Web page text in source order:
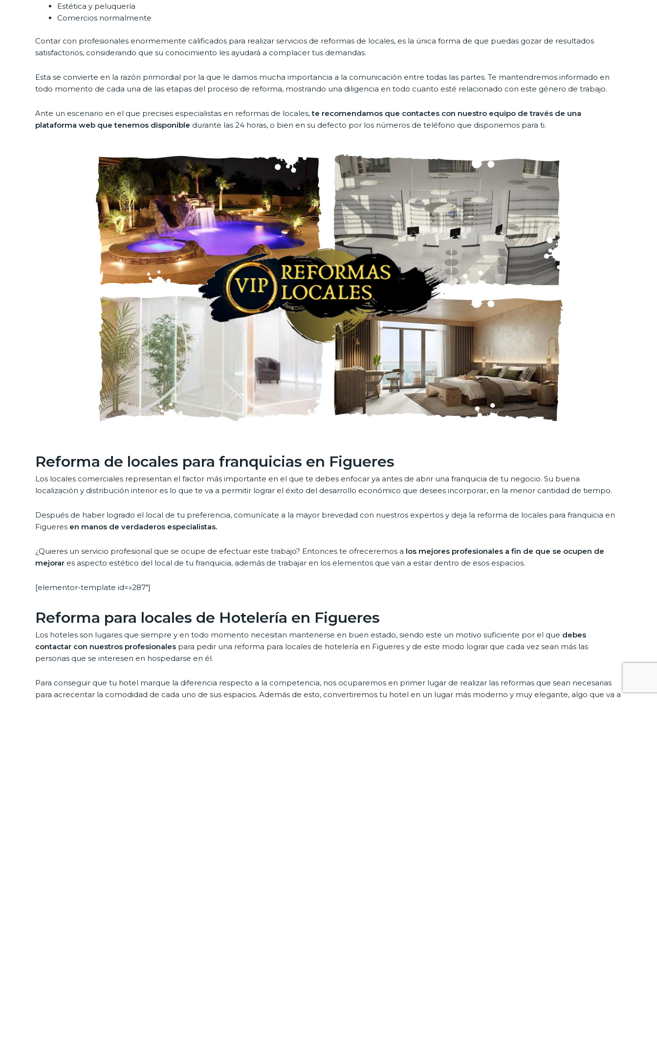
Estética y peluquería
Comercios normalmente
Contar con profesionales enormemente calificados para realizar servicios de reformas de locales, es la única forma de que puedas gozar de resultados
satisfactorios, considerando que su conocimiento les ayudará a complacer tus demandas.
Esta se convierte en la razón primordial por la que le damos mucha importancia a la comunicación entre todas las partes. Te mantendremos informado en
todo momento de cada una de las etapas del proceso de reforma, mostrando una diligencia en todo cuanto esté relacionado con este género de trabajo.
Ante un escenario en el que precises especialistas en reformas de locales,te recomendamos que contactes con nuestro equipo de través de una
plataforma web que tenemos disponible durante las 24 horas, o bien en su defecto por los números de teléfono que disponemos para ti.
Reforma de locales para franquicias en Figueres
Los locales comerciales representan el factor más importante en el que te debes enfocar ya antes de abrir una franquicia de tu negocio. Su buena
localización y distribución interior es lo que te va a permitir lograr el éxito del desarrollo económico que desees incorporar, en la menor cantidad de tiempo.
Después de haber logrado el local de tu preferencia, comunícate a la mayor brevedad con nuestros expertos y deja la reforma de locales para franquicia en
Figueres en manos de verdaderos especialistas.
¿Quieres un servicio profesional que se ocupe de efectuar este trabajo? Entonces te ofreceremos a los mejores profesionales a fin de que se ocupen de
mejorar es aspecto estético del local de tu franquicia, además de trabajar en los elementos que van a estar dentro de esos espacios.
[elementor-template id=»287″]
Reforma para locales de Hotelería en Figueres
Los hoteles son lugares que siempre y en todo momento necesitan mantenerse en buen estado, siendo este un motivo suficiente por el que debes
contactar con nuestros profesionales para pedir una reforma para locales de hotelería en Figueres y de este modo lograr que cada vez sean más las
personas que se interesen en hospedarse en él.
Para conseguir que tu hotel marque la diferencia respecto a la competencia, nos ocuparemos en primer lugar de realizar las reformas que sean necesarias
para acrecentar la comodidad de cada uno de sus espacios. Además de esto, convertiremos tu hotel en un lugar más moderno y muy elegante, algo que va a